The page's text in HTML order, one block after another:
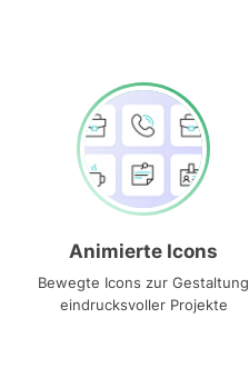
Animierte Icons
Bewegte Icons zur Gestaltung
eindrucksvoller Projekte